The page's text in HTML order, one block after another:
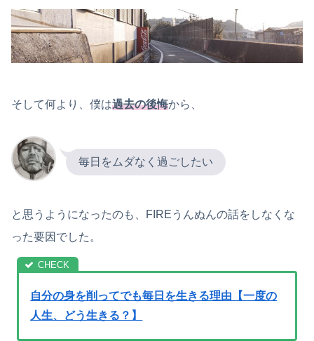
そして何より、僕は過去の後悔から、
毎日をムダなく過ごしたい
と思うようになったのも、FIREうんぬんの話をしなくな
った要因でした。
自分の身を削ってでも毎日を生きる理由【一度の
人生、どう生きる？】